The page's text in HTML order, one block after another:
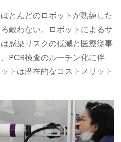
とんどのロボットが熟練した
敵わない。ロボットによるサ
感染リスクの低減と医療従事
PCR検査のルーチン化に伴
トは潜在的なコストメリット